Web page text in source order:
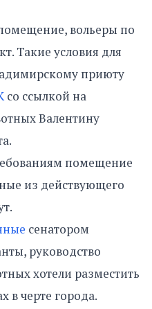
вольеры по
Такие условия для
приюту
со ссылкой на
Валентину
помещение
из действующего
сенатором
руководство
хотели разместить
в черте города.